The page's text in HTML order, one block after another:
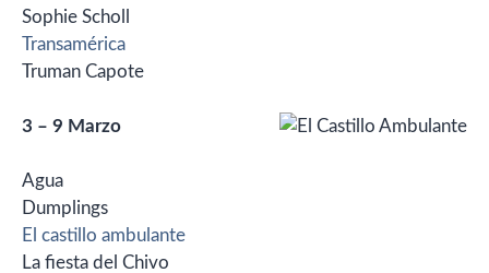
Sophie Scholl
Transamérica
Truman Capote
3 – 9 Marzo
Agua
Dumplings
El castillo ambulante
La fiesta del Chivo